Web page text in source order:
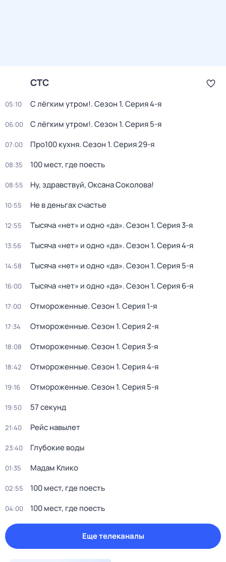
СТС
05:10 С лёгким утром!. Сезон 1. Серия 4-я
06:00 С лёгким утром!. Сезон 1. Серия 5-я
07:00 Про100 кухня. Сезон 1. Серия 29-я
08:35 100 мест, где поесть
08:55 Ну, здравствуй, Оксана Соколова!
10:55 Не в деньгах счастье
12:55 Тысяча «нет» и одно «да». Сезон 1. Серия 3-я
13:56 Тысяча «нет» и одно «да». Сезон 1. Серия 4-я
14:58 Тысяча «нет» и одно «да». Сезон 1. Серия 5-я
16:00 Тысяча «нет» и одно «да». Сезон 1. Серия 6-я
17:00 Отмороженные. Сезон 1. Серия 1-я
17:34 Отмороженные. Сезон 1. Серия 2-я
18:08 Отмороженные. Сезон 1. Серия 3-я
18:42 Отмороженные. Сезон 1. Серия 4-я
19:16 Отмороженные. Сезон 1. Серия 5-я
19:50 57 секунд
21:40 Рейс навылет
23:40 Глубокие воды
01:35 Мадам Клико
02:55 100 мест, где поесть
04:00 100 мест, где поесть
Еще телеканалы